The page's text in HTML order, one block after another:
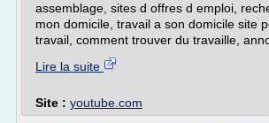
assemblage, sites d offres d emploi,
mon domicile, travail a son domicile site
travail, comment trouver du travaille,
Lire la suite
Site : youtube.com